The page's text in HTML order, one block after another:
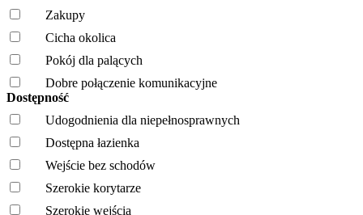
Zakupy
Cicha okolica
Pokój dla palących
Dobre połączenie komunikacyjne
Dostępność
Udogodnienia dla niepełnosprawnych
Dostępna łazienka
Wejście bez schodów
Szerokie korytarze
Szerokie wejścia